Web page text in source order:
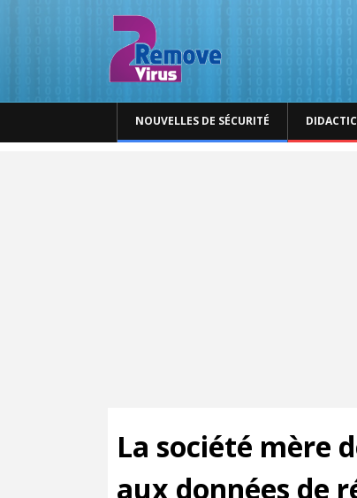
NOUVELLES DE SÉCURITÉ
La société mère
aux données de